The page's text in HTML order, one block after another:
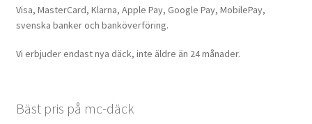
Visa, MasterCard, Klarna, Apple Pay, Google Pay, MobilePay,
svenska banker och banköverföring.
Vi erbjuder endast nya däck, inte äldre än 24 månader.
Bäst pris på mc-däck